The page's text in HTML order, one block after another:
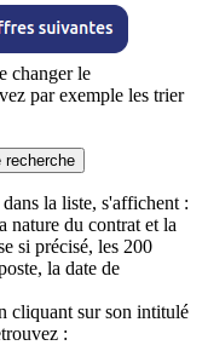
changer le
par exemple les trier
recherche
la liste, s'affichent :
nature du contrat et la
si précisé, les 200
la date de
cliquant sur son intitulé
: